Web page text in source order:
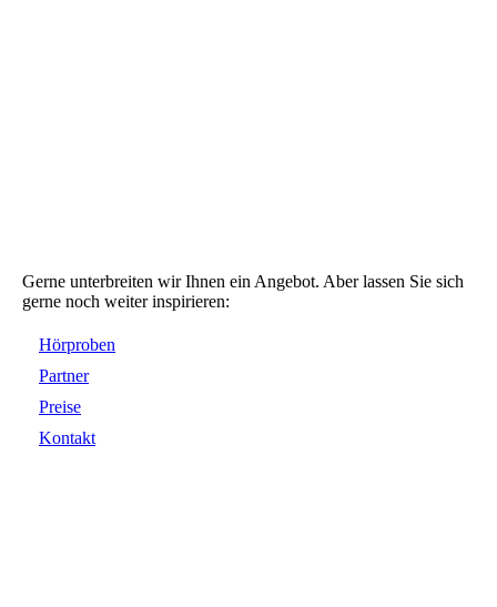
Gerne unterbreiten wir Ihnen ein Angebot. Aber lassen Sie sich
gerne noch weiter inspirieren:
Hörproben
Partner
Preise
Kontakt